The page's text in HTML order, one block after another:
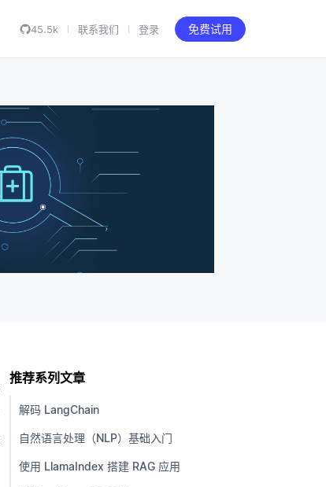
45.5k 联系我们 登录 免费试用
推荐系列文章
解码 LangChain
自然语言处理（NLP）基础入门
使用 LlamaIndex 搭建 RAG 应用